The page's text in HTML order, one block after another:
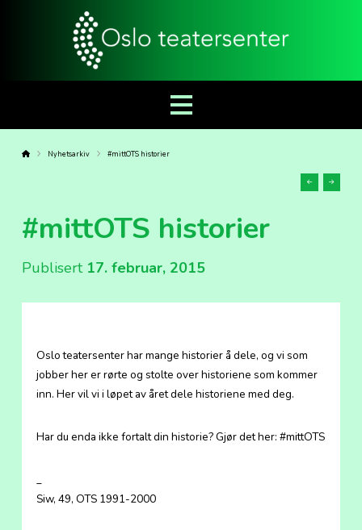
ForsideNyhetsarkiv #mittOTS historier
Forrige Neste
#mittOTS historier
Publisert 17. februar, 2015
Oslo teatersenter har mange historier å dele, og vi som
jobber her er rørte og stolte over historiene som kommer
inn. Her vil vi i løpet av året dele historiene med deg.
Har du enda ikke fortalt din historie? Gjør det her: #mittOTS
Siw, 49, OTS 1991-2000